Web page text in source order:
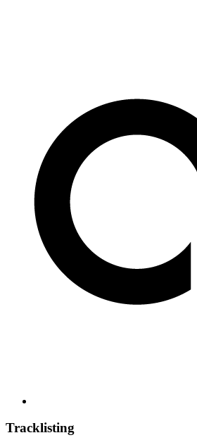
Tracklisting